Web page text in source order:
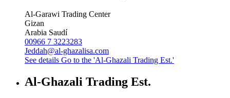
Al-Garawi Trading Center
Gizan
Arabia Saudí
00966 7 3223283
Jeddah@al-ghazalisa.com
See details Go to the 'Al-Ghazali Trading Est.'
Al-Ghazali Trading Est.